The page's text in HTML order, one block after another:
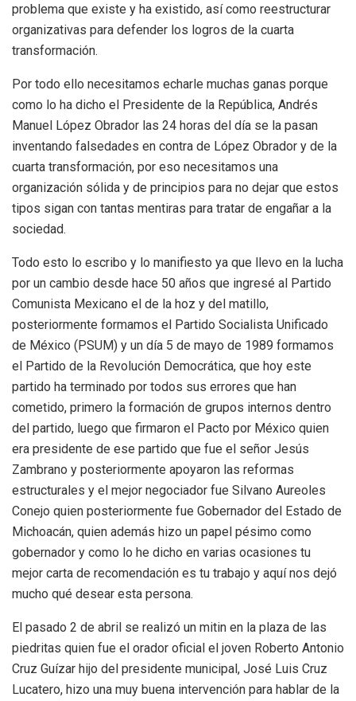
problema que existe y ha existido, así como reestructurar
organizativas para defender los logros de la cuarta
transformación.
Por todo ello necesitamos echarle muchas ganas porque
como lo ha dicho el Presidente de la República, Andrés
Manuel López Obrador las 24 horas del día se la pasan
inventando falsedades en contra de López Obrador y de la
cuarta transformación, por eso necesitamos una
organización sólida y de principios para no dejar que estos
tipos sigan con tantas mentiras para tratar de engañar a la
sociedad.
Todo esto lo escribo y lo manifiesto ya que llevo en la lucha
por un cambio desde hace 50 años que ingresé al Partido
Comunista Mexicano el de la hoz y del matillo,
posteriormente formamos el Partido Socialista Unificado
de México (PSUM) y un día 5 de mayo de 1989 formamos
el Partido de la Revolución Democrática, que hoy este
partido ha terminado por todos sus errores que han
cometido, primero la formación de grupos internos dentro
del partido, luego que firmaron el Pacto por México quien
era presidente de ese partido que fue el señor Jesús
Zambrano y posteriormente apoyaron las reformas
estructurales y el mejor negociador fue Silvano Aureoles
Conejo quien posteriormente fue Gobernador del Estado de
Michoacán, quien además hizo un papel pésimo como
gobernador y como lo he dicho en varias ocasiones tu
mejor carta de recomendación es tu trabajo y aquí nos dejó
mucho qué desear esta persona.
El pasado 2 de abril se realizó un mitin en la plaza de las
piedritas quien fue el orador oficial el joven Roberto Antonio
Cruz Guízar hijo del presidente municipal, José Luis Cruz
Lucatero, hizo una muy buena intervención para hablar de la